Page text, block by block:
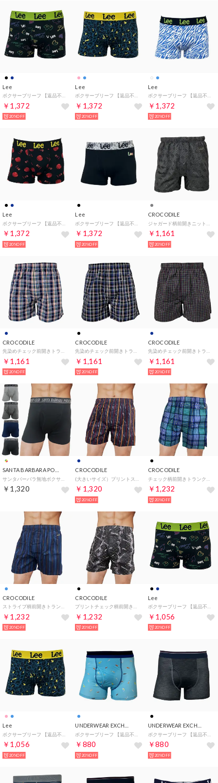
Lee
￥1,372
20%OFF
Lee
￥1,372
20%OFF
Lee
￥1,372
20%OFF
Lee
￥1,372
20%OFF
Lee
￥1,372
20%OFF
CROCODILE
￥1,161
20%OFF
CROCODILE
￥1,161
20%OFF
CROCODILE
￥1,161
20%OFF
CROCODILE
￥1,161
20%OFF
￥1,320
CROCODILE
￥1,320
20%OFF
CROCODILE
￥1,232
20%OFF
CROCODILE
￥1,232
20%OFF
CROCODILE
￥1,232
20%OFF
Lee
￥1,056
20%OFF
Lee
￥1,056
20%OFF
￥880
20%OFF
￥880
20%OFF